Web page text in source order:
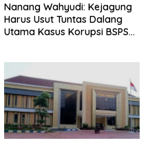
Nanang Wahyudi: Kejagung
Harus Usut Tuntas Dalang
Utama Kasus Korupsi BSPS